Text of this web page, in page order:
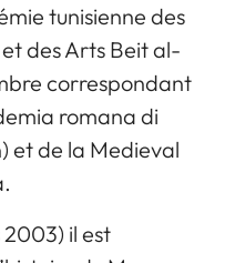
tunisienne des
des Arts Beit al-
correspondant
romana di
et de la Medieval
il est